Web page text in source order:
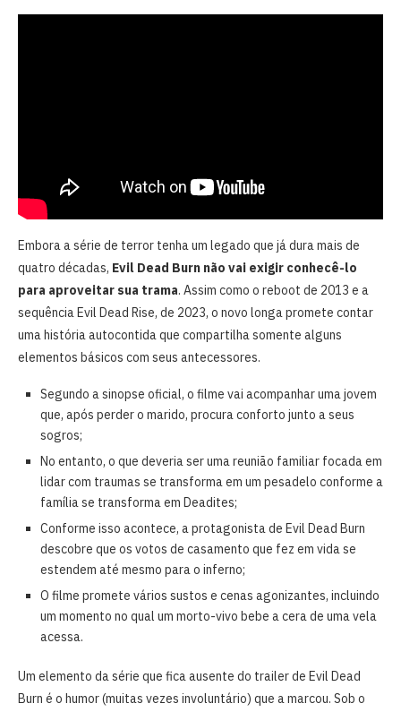
Embora a série de terror tenha um legado que já dura mais de
quatro décadas, Evil Dead Burn não vai exigir conhecê-lo
para aproveitar sua trama. Assim como o reboot de 2013 e a
sequência Evil Dead Rise, de 2023, o novo longa promete contar
uma história autocontida que compartilha somente alguns
elementos básicos com seus antecessores.
Segundo a sinopse oficial, o filme vai acompanhar uma jovem
que, após perder o marido, procura conforto junto a seus
sogros;
No entanto, o que deveria ser uma reunião familiar focada em
lidar com traumas se transforma em um pesadelo conforme a
família se transforma em Deadites;
Conforme isso acontece, a protagonista de Evil Dead Burn
descobre que os votos de casamento que fez em vida se
estendem até mesmo para o inferno;
O filme promete vários sustos e cenas agonizantes, incluindo
um momento no qual um morto-vivo bebe a cera de uma vela
acessa.
Um elemento da série que fica ausente do trailer de Evil Dead
Burn é o humor (muitas vezes involuntário) que a marcou. Sob o